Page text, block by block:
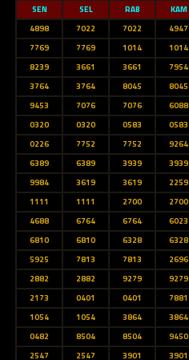
SEN
SEL RAB KAM
4898
7022 7022 4947
7769
7769 1014 1014
8239
3661 3661 7954
3764
3764 8045 8045
9453
7076 7076 6088
0320
0320 0583 0583
0226
7752 7752 9264
6389
6389 3939 3939
9984
3619 3619 2259
1111
1111 2700 2700
4688
6764 6764 6023
6810
6810 6328 6328
5925
7813 7813 2696
2882
2882 9279 9279
2173
0401 0401 7881
1054
1054 3864 3864
0482
8504 8504 9450
2547
2547 3901 3901